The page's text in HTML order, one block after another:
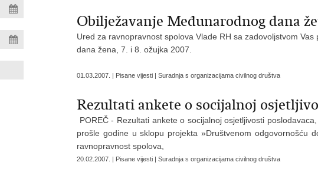
Obilježavanje Međunarodnog dana
Ured za ravnopravnost spolova Vlade RH sa zadovoljstvom
dana žena, 7. i 8. ožujka 2007.
01.03.2007. | Pisane vijesti | Suradnja s organizacijama civilnog društva
Rezultati ankete o socijalnoj
POREČ - Rezultati ankete o socijalnoj osjetljivosti
prošle godine u sklopu projekta »Društvenom odgovornošću
ravnopravnost spolova,
20.02.2007. | Pisane vijesti | Suradnja s organizacijama civilnog društva